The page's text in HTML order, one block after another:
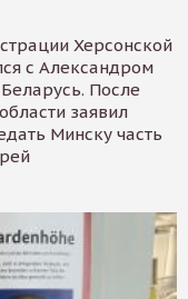
Херсонской
с Александром
После
заявил
Минску часть